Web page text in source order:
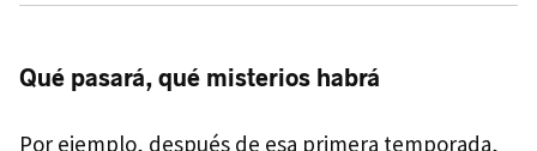
Qué pasará, qué misterios habrá
Por ejemplo, después de esa primera temporada,